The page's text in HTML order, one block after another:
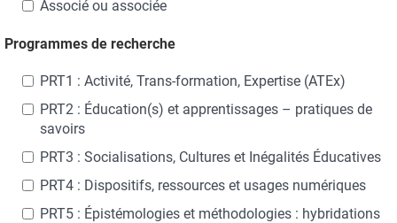
Associé ou associée
Programmes de recherche
PRT1 : Activité, Trans-formation, Expertise (ATEx)
PRT2 : Éducation(s) et apprentissages – pratiques de
savoirs
PRT3 : Socialisations, Cultures et Inégalités Éducatives
PRT4 : Dispositifs, ressources et usages numériques
PRT5 : Épistémologies et méthodologies : hybridations